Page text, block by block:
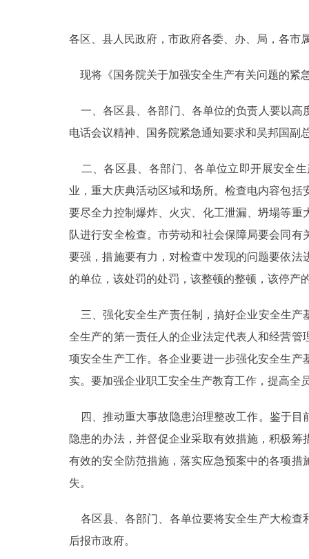
决策公开
政务服务
个人服务
中介服务
政民互动
参与调查
走进北京
北京概况
绿色北京
多语种
各区、县人民政府，市政府各委、办、局，各市
现将《国务院关于加强安全生产有关问题的紧
一、各区县、各部门、各单位的负责人要以高
电话会议精神、国务院紧急通知要求和吴邦国副
二、各区县、各部门、各单位立即开展安全
业，重大庆典活动区域和场所。检查电内容包
要尽全力控制爆炸、火灾、化工泄漏、坍塌等
队进行安全检查。市劳动和社会保障局要会同
要强，措施要有力，对检查中发现的问题要依
的单位，该处罚的处罚，该整顿的整顿，该停产
三、强化安全生产责任制，搞好企业安全生产
全生产的第一责任人的企业法定代表人和经营
项安全生产工作。各企业要进一步强化安全生
实。要加强企业职工安全生产教育工作，提高全
四、推动重大事故隐患治理整改工作。鉴于目
隐患的办法，并督促企业采取有效措施，积极
有效的安全防范措施，落实应急预案中的各项
失。
各区县、各部门、各单位要将安全生产大检查
后报市政府。